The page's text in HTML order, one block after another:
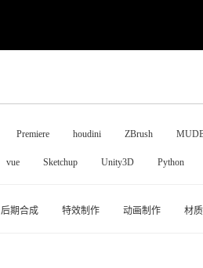
Premiere houdini ZBrush
vue Sketchup Unity3D Python
后期合成 特效制作 动画制作 材